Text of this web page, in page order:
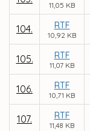
11,05 KB
104. RTF
10,92 KB
105. RTF
11,07 KB
106. RTF
10,71 KB
107. RTF
11,48 KB